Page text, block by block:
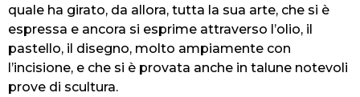
quale ha girato, da allora, tutta la sua arte, che si è
espressa e ancora si esprime attraverso l’olio, il
pastello, il disegno, molto ampiamente con
l’incisione, e che si è provata anche in talune notevoli
prove di scultura.